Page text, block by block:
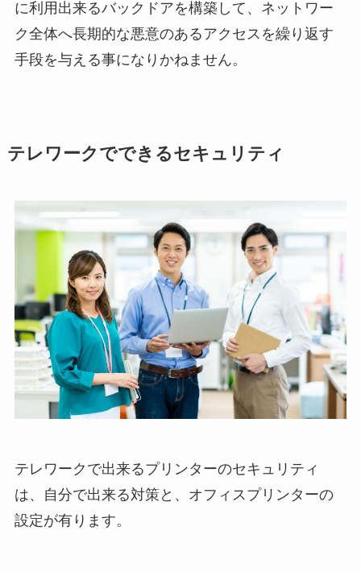
に利用出来るバックドアを構築して、ネットワー
ク全体へ長期的な悪意のあるアクセスを繰り返す
手段を与える事になりかねません。
テレワークでできるセキュリティ
テレワークで出来るプリンターのセキュリティ
は、自分で出来る対策と、オフィスプリンターの
設定が有ります。